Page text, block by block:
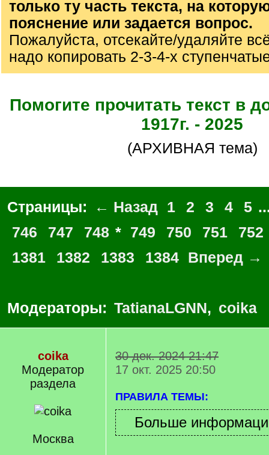
только ту часть текста, на
пояснение или задается вопрос.
Пожалуйста, отсекайте/удаляйте
надо копировать 2-3-4-х
Помогите прочитать текст в
1917г. - 2025
(АРХИВНАЯ тема)
Страницы: ← Назад 1 2 3 4 5
746
747 748 * 749 750 751 752
1381
1382 1383 1384 Вперед →
Модераторы: TatianaLGNN, coika
coika
Модератор
раздела
Москва
30 дек. 2024 21:47
17 окт. 2025 20:50
ПРАВИЛА ТЕМЫ: